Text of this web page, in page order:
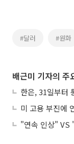
#달러 #원화
배근미 기자의 주